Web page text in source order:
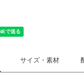
サイズ・素材